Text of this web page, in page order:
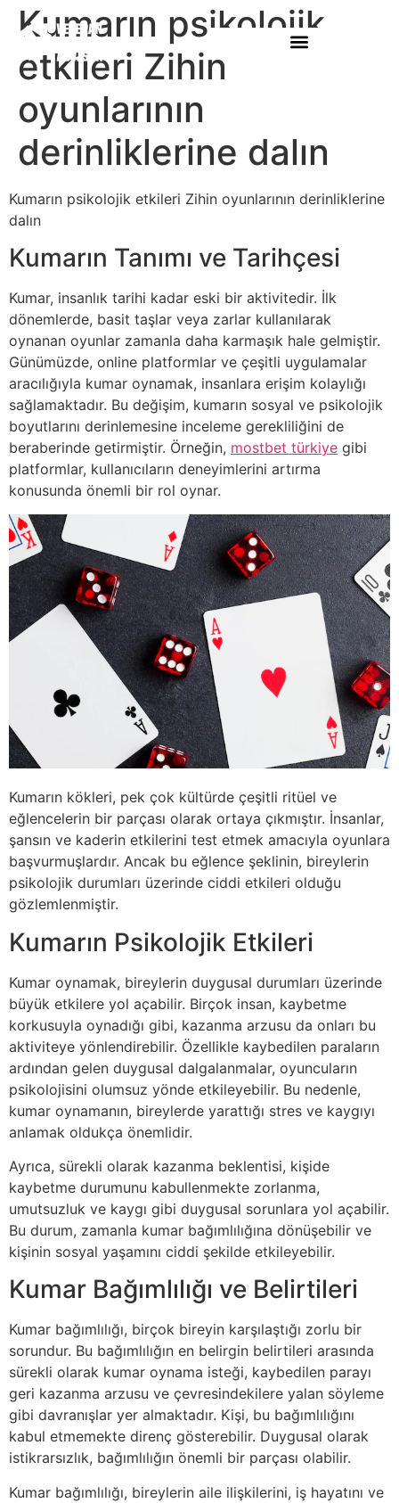
Kumarın psikolojik
etkileri Zihin
oyunlarının
derinliklerine dalın
Kumarın psikolojik etkileri Zihin oyunlarının derinliklerine
dalın
Kumarın Tanımı ve Tarihçesi
Kumar, insanlık tarihi kadar eski bir aktivitedir. İlk
dönemlerde, basit taşlar veya zarlar kullanılarak
oynanan oyunlar zamanla daha karmaşık hale gelmiştir.
Günümüzde, online platformlar ve çeşitli uygulamalar
aracılığıyla kumar oynamak, insanlara erişim kolaylığı
sağlamaktadır. Bu değişim, kumarın sosyal ve psikolojik
boyutlarını derinlemesine inceleme gerekliliğini de
beraberinde getirmiştir. Örneğin, mostbet türkiye gibi
platformlar, kullanıcıların deneyimlerini artırma
konusunda önemli bir rol oynar.
Kumarın kökleri, pek çok kültürde çeşitli ritüel ve
eğlencelerin bir parçası olarak ortaya çıkmıştır. İnsanlar,
şansın ve kaderin etkilerini test etmek amacıyla oyunlara
başvurmuşlardır. Ancak bu eğlence şeklinin, bireylerin
psikolojik durumları üzerinde ciddi etkileri olduğu
gözlemlenmiştir.
Kumarın Psikolojik Etkileri
Kumar oynamak, bireylerin duygusal durumları üzerinde
büyük etkilere yol açabilir. Birçok insan, kaybetme
korkusuyla oynadığı gibi, kazanma arzusu da onları bu
aktiviteye yönlendirebilir. Özellikle kaybedilen paraların
ardından gelen duygusal dalgalanmalar, oyuncuların
psikolojisini olumsuz yönde etkileyebilir. Bu nedenle,
kumar oynamanın, bireylerde yarattığı stres ve kaygıyı
anlamak oldukça önemlidir.
Ayrıca, sürekli olarak kazanma beklentisi, kişide
kaybetme durumunu kabullenmekte zorlanma,
umutsuzluk ve kaygı gibi duygusal sorunlara yol açabilir.
Bu durum, zamanla kumar bağımlılığına dönüşebilir ve
kişinin sosyal yaşamını ciddi şekilde etkileyebilir.
Kumar Bağımlılığı ve Belirtileri
Kumar bağımlılığı, birçok bireyin karşılaştığı zorlu bir
sorundur. Bu bağımlılığın en belirgin belirtileri arasında
sürekli olarak kumar oynama isteği, kaybedilen parayı
geri kazanma arzusu ve çevresindekilere yalan söyleme
gibi davranışlar yer almaktadır. Kişi, bu bağımlılığını
kabul etmemekte direnç gösterebilir. Duygusal olarak
istikrarsızlık, bağımlılığın önemli bir parçası olabilir.
Kumar bağımlılığı, bireylerin aile ilişkilerini, iş hayatını ve